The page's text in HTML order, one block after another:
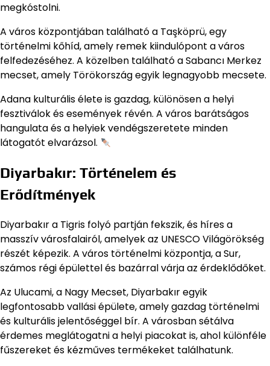
megkóstolni.
A város központjában található a Taşköprü, egy
történelmi kőhíd, amely remek kiindulópont a város
felfedezéséhez. A közelben található a Sabancı Merkez
mecset, amely Törökország egyik legnagyobb mecsete.
Adana kulturális élete is gazdag, különösen a helyi
fesztiválok és események révén. A város barátságos
hangulata és a helyiek vendégszeretete minden
látogatót elvarázsol.
Diyarbakır: Történelem és
Erődítmények
Diyarbakır a Tigris folyó partján fekszik, és híres a
masszív városfalairól, amelyek az UNESCO Világörökség
részét képezik. A város történelmi központja, a Sur,
számos régi épülettel és bazárral várja az érdeklődőket.
Az Ulucami, a Nagy Mecset, Diyarbakır egyik
legfontosabb vallási épülete, amely gazdag történelmi
és kulturális jelentőséggel bír. A városban sétálva
érdemes meglátogatni a helyi piacokat is, ahol különféle
fűszereket és kézműves termékeket találhatunk.